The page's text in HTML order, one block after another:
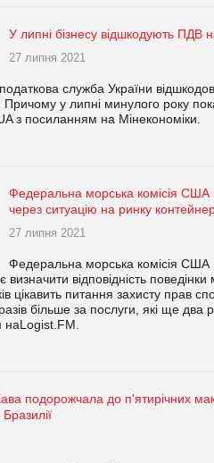
У липні бізнесу відшкодують ПДВ
27 липня 2021
служба України
Причому у липні минулого року
з посиланням на Мінекономіки.
Федеральна морська комісія США
через ситуацію на ринку
27 липня 2021
Федеральна морська комісія США
відповідність
цікавить питання захисту прав
більше за послуги, які ще
подорожчала до п'ятирічних
Бразилії